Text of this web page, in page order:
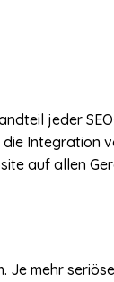
jeder
Integration
auf allen
Je mehr